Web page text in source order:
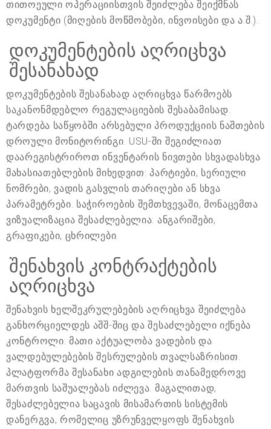
თითოეული ოპერაციისთვის შეიძლება შეიქმნას
დოკუმენტი (მიღების მოწმობები, ინვოისები და ა.შ.).
დოკუმენტების აღრიცხვა
შესანახად
დოკუმენტების შესანახად აღრიცხვა წარმოებს
საკანონმდებლო რეგულაციების შესაბამისად.
ტარდება საწყობში არსებული პროდუქციის ნაშთების
დროული მონიტორინგი. USU-ში შეგიძლიათ
დაარეგისტრიროთ ინვენტარის ნივთები სხვადასხვა
მახასიათებლების მიხედვით: პარტიები, სერიული
ნომრები, ვადის გასვლის თარიღები ან სხვა
პარამეტრები. საჭიროების შემთხვევაში, მონაცემთა
ვიზუალიზაცია შესაძლებელია: ანგარიშები,
გრაფიკები, ცხრილები.
შენახვის კონტრაქტების
აღრიცხვა
შენახვის ხელშეკრულებების აღრიცხვა შეიძლება
განხორციელდეს აშშ-შიც და შესაძლებელი იქნება
კონტროლი: მათი აქტუალობა ვადების და
ვალდებულებების შესრულების თვალსაზრისით.
პლატფორმა შესანახი ადგილების თანამედროვე
მართვის საშუალებას იძლევა. მაგალითად,
შესაძლებელია საცავის მისამართის სისტემის
დანერგვა, რომელიც უზრუნველყოფს შენახვის